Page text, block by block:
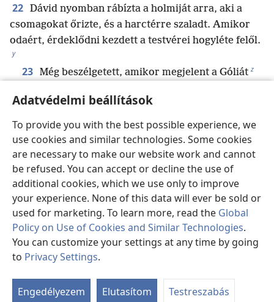
Adatvédelmi beállítások
To provide you with the best possible experience, we
use cookies and similar technologies. Some cookies
are necessary to make our website work and cannot
be refused. You can accept or decline the use of
additional cookies, which we use only to improve
your experience. None of this data will ever be sold or
used for marketing. To learn more, read the Global
Policy on Use of Cookies and Similar Technologies.
You can customize your settings at any time by going
to Privacy Settings.
Engedélyezem Elutasítom Testreszabás
22 Dávid nyomban rábízta a holmiját arra, aki a
csomagokat őrizte, és a harctérre szaladt. Amikor
odaért, érdeklődni kezdett a testvérei hogyléte felől.
y
23 Még beszélgetett, amikor megjelent a Góliát z
filiszteusok csatasorából, és ugyanazt mondta, mint
korábban
. Dávid pedig meghallotta ezt. 24
Amikor Izrael férfiai meglátták ezt az embert,
félelmükben
elfutottak előle. 25 Ezt mondogatták:
„Látjátok ezt az embert, aki felénk tart? Azért jön,
hogy gúnyt űzzön * Izraelből. c A király nagy
gazdagsággal halmozza el azt a férfit, aki megöli őt.
Neki adja a lányát, d
és felmenti az apja házát az
Izraelben érvényes kötelezettségek alól.”
26 Dávid erre odaszólt a közelében álló
férfiaknak: „Mi lesz azzal az emberrel, aki megöli ott
azt a filiszteust, és lemossa Izraelről a gyalázatot?
Hát ki ez a körülmetéletlen filiszteus, hogy gúnyt